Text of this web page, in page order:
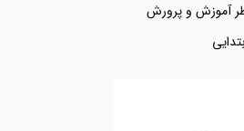
آموزش و پرورش